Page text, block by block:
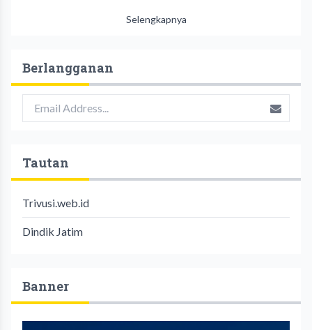
Selengkapnya
Berlangganan
Tautan
Trivusi.web.id
Dindik Jatim
Banner